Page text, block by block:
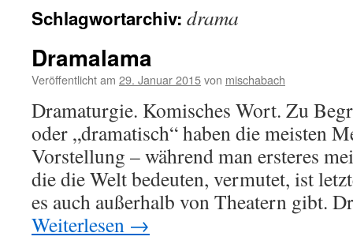
Schlagwortarchiv: drama
Dramalama
Veröffentlicht am 29. Januar 2015von mischabach
Dramaturgie. Komisches Wort. Zu
oder „dramatisch“ haben die meisten
Vorstellung – während man ersteres
die die Welt bedeuten, vermutet, ist
es auch außerhalb von Theatern gibt.
Weiterlesen →